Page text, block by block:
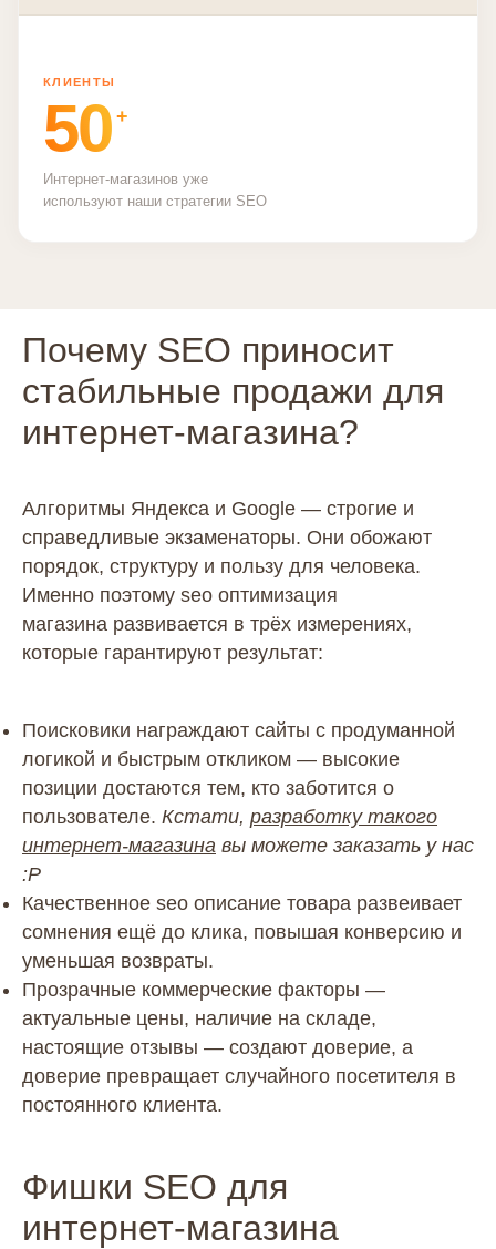
КЛИЕНТЫ
50 +
Интернет-магазинов уже
используют наши стратегии SEO
Почему SEO приносит
стабильные продажи для
интернет‑магазина?
Алгоритмы Яндекса и Google — строгие и
справедливые экзаменаторы. Они обожают
порядок, структуру и пользу для человека.
Именно поэтому seo оптимизация
магазина развивается в трёх измерениях,
которые гарантируют результат:
Поисковики награждают сайты с продуманной
логикой и быстрым откликом — высокие
позиции достаются тем, кто заботится о
пользователе. Кстати, разработку такого
интернет-магазина вы можете заказать у нас
:Р
Качественное seo описание товара развеивает
сомнения ещё до клика, повышая конверсию и
уменьшая возвраты.
Прозрачные коммерческие факторы —
актуальные цены, наличие на складе,
настоящие отзывы — создают доверие, а
доверие превращает случайного посетителя в
постоянного клиента.
Фишки SEO для
интернет‑магазина
в топ
Процесс
работы над
SEO
продвижением
интернет-
магазина